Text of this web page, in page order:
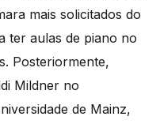
mais solicitados do
ter aulas de piano no
Posteriormente,
Mildner no
de Mainz,